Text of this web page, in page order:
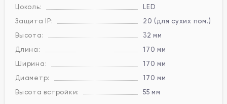
Цоколь:
LED
Защита IP:
20 (для сухих пом.)
Высота:
32 мм
Длина:
170 мм
Ширина:
170 мм
Диаметр:
170 мм
Высота встройки:
55 мм